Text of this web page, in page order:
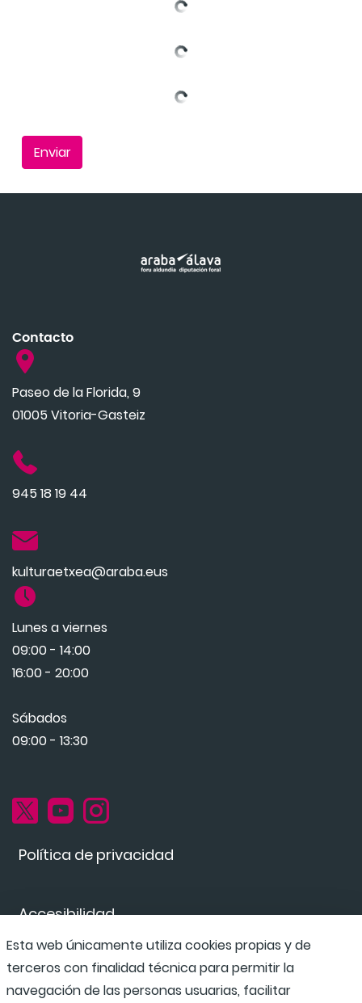
Enviar
Política de privacidad
Accesibilidad
Canal de denuncias
Contacto
Paseo de la Florida, 9
01005 Vitoria-Gasteiz
945 18 19 44
kulturaetxea@araba.eus
Lunes a viernes
09:00 - 14:00
16:00 - 20:00
Sábados
09:00 - 13:30
Esta web únicamente utiliza cookies propias y de
terceros con finalidad técnica para permitir la
navegación de las personas usuarias, facilitar